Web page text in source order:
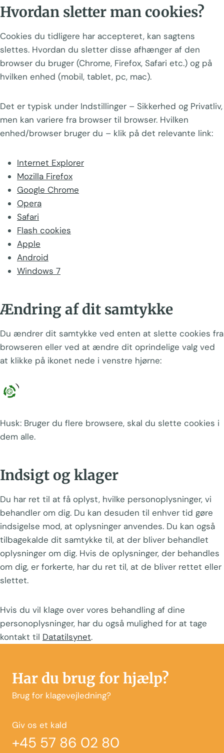
Hvordan sletter man cookies?
Cookies du tidligere har accepteret, kan sagtens
slettes. Hvordan du sletter disse afhænger af den
browser du bruger (Chrome, Firefox, Safari etc.) og på
hvilken enhed (mobil, tablet, pc, mac).
Det er typisk under Indstillinger – Sikkerhed og Privatliv,
men kan variere fra browser til browser. Hvilken
enhed/browser bruger du – klik på det relevante link:
Internet Explorer
Mozilla Firefox
Google Chrome
Opera
Safari
Flash cookies
Apple
Android
Windows 7
Ændring af dit samtykke
Du ændrer dit samtykke ved enten at slette cookies fra
browseren eller ved at ændre dit oprindelige valg ved
at klikke på ikonet nede i venstre hjørne:
Husk: Bruger du flere browsere, skal du slette cookies i
dem alle.
Indsigt og klager
Du har ret til at få oplyst, hvilke personoplysninger, vi
behandler om dig. Du kan desuden til enhver tid gøre
indsigelse mod, at oplysninger anvendes. Du kan også
tilbagekalde dit samtykke til, at der bliver behandlet
oplysninger om dig. Hvis de oplysninger, der behandles
om dig, er forkerte, har du ret til, at de bliver rettet eller
slettet.
Hvis du vil klage over vores behandling af dine
personoplysninger, har du også mulighed for at tage
kontakt til Datatilsynet.
Har du brug for hjælp?
Brug for klagevejledning?
Giv os et kald
+45 57 86 02 80